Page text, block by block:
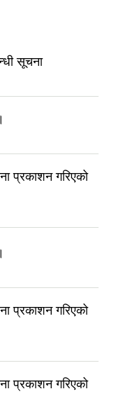
सूचना
प्रकाशन गरिएको
प्रकाशन गरिएको
प्रकाशन गरिएको